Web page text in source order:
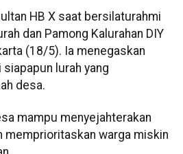
HB X saat bersilaturahmi
dan Pamong Kalurahan DIY
(18/5). Ia menegaskan
lurah yang
desa.
mampu menyejahterakan
memprioritaskan warga miskin